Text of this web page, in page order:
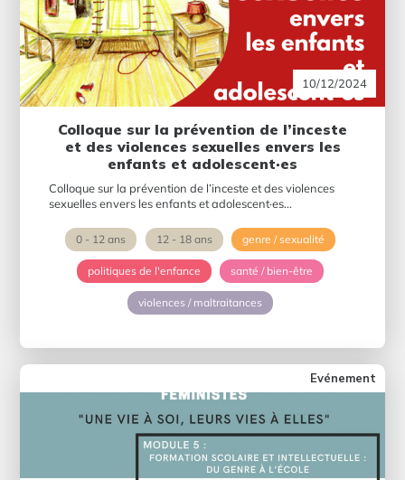
10/12/2024
Colloque sur la prévention de l’inceste
et des violences sexuelles envers les
enfants et adolescent·es
Colloque sur la prévention de l’inceste et des violences
sexuelles envers les enfants et adolescent·es...
0 - 12 ans 12 - 18 ans genre / sexualité
politiques de l'enfance santé / bien-être
violences / maltraitances
Evénement